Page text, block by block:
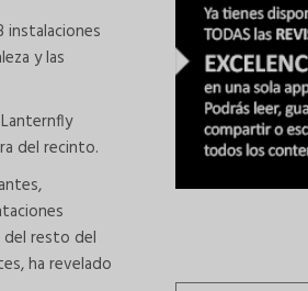
instalaciones
y las
del recinto.
del resto del
ha revelado